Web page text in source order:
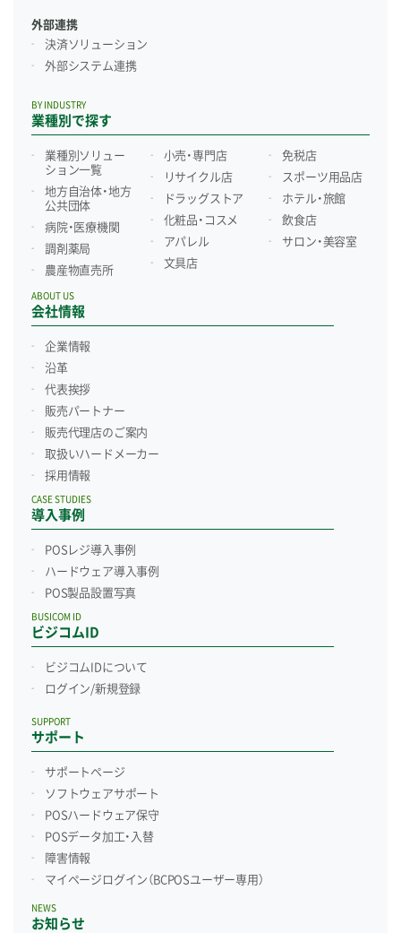
外部連携
決済ソリューション
外部システム連携
業種別で探す
BY INDUSTRY
業種別ソリュー
ション一覧
地方自治体・地方
公共団体
病院・医療機関
調剤薬局
農産物直売所
小売・専門店
リサイクル店
ドラッグストア
化粧品・コスメ
アパレル
文具店
免税店
スポーツ用品店
ホテル・旅館
飲食店
サロン・美容室
会社情報
ABOUT US
企業情報
沿革
代表挨拶
販売パートナー
販売代理店のご案内
取扱いハードメーカー
採用情報
導入事例
CASE STUDIES
POSレジ導入事例
ハードウェア導入事例
POS製品設置写真
ビジコムID
BUSICOM ID
ビジコムIDについて
ログイン/新規登録
サポート
SUPPORT
サポートページ
ソフトウェアサポート
POSハードウェア保守
POSデータ加工・入替
障害情報
マイページログイン （BCPOSユーザー専用）
お知らせ
NEWS